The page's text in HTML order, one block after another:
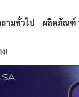
ถามทั่วไป ผลิตภัณฑ์
!